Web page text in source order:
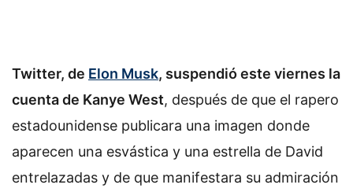
Twitter, de Elon Musk, suspendió este viernes la
cuenta de Kanye West, después de que el rapero
estadounidense publicara una imagen donde
aparecen una esvástica y una estrella de David
entrelazadas y de que manifestara su admiración